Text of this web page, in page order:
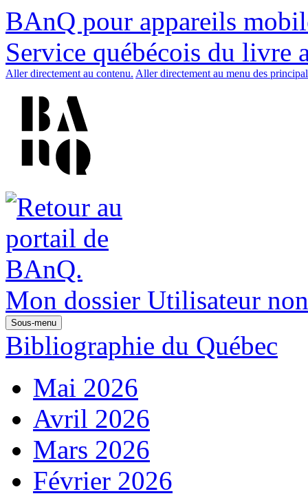
BAnQ pour appareils
Service québécois du livre
Aller directement au contenu. Aller directement au menu des
Mon dossier Utilisateur
Sous-menu
Bibliographie du Québec
Mai 2026
Avril 2026
Mars 2026
Février 2026